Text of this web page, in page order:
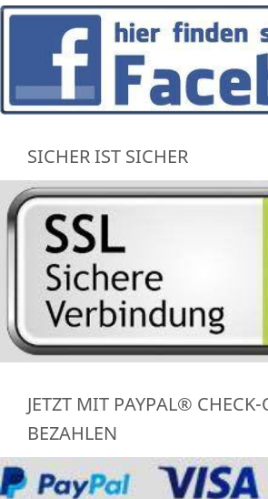
SICHER IST SICHER
JETZT MIT PAYPAL®
BEZAHLEN